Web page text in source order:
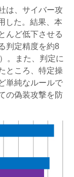
は、サイバー攻
した。結果、本
んど低下させる
判定精度を約8
）。また、判定に
ところ、特定操
単純なルールで
の偽装攻撃を防